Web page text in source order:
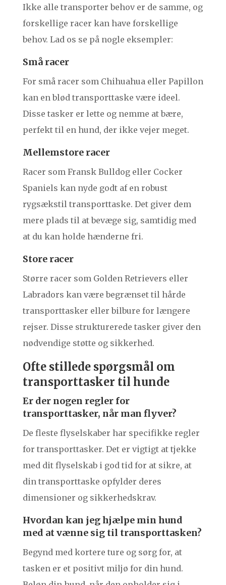
Ikke alle transporter behov er de samme, og
forskellige racer kan have forskellige
behov. Lad os se på nogle eksempler:
Små racer
For små racer som Chihuahua eller Papillon
kan en blød transporttaske være ideel.
Disse tasker er lette og nemme at bære,
perfekt til en hund, der ikke vejer meget.
Mellemstore racer
Racer som Fransk Bulldog eller Cocker
Spaniels kan nyde godt af en robust
rygsækstil transporttaske. Det giver dem
mere plads til at bevæge sig, samtidig med
at du kan holde hænderne fri.
Store racer
Større racer som Golden Retrievers eller
Labradors kan være begrænset til hårde
transporttasker eller bilbure for længere
rejser. Disse strukturerede tasker giver den
nødvendige støtte og sikkerhed.
Ofte stillede spørgsmål om
transporttasker til hunde
Er der nogen regler for
transporttasker, når man flyver?
De fleste flyselskaber har specifikke regler
for transporttasker. Det er vigtigt at tjekke
med dit flyselskab i god tid for at sikre, at
din transporttaske opfylder deres
dimensioner og sikkerhedskrav.
Hvordan kan jeg hjælpe min hund
med at vænne sig til transporttasken?
Begynd med kortere ture og sørg for, at
tasken er et positivt miljø for din hund.